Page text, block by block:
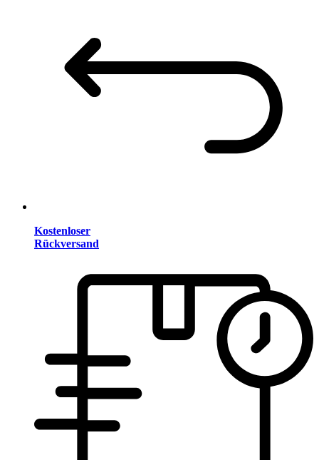
Kostenloser
Rückversand